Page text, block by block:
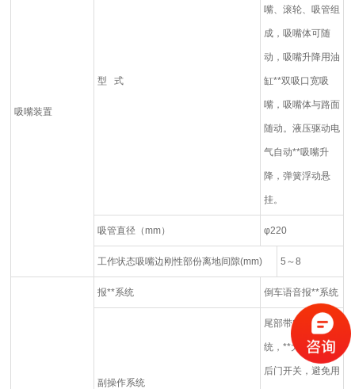
吸嘴装置
型 式
嘴、滚轮、吸管组
成，吸嘴体可随
动，吸嘴升降用油
缸**双吸口宽吸
嘴，吸嘴体与路面
随动。液压驱动电
气自动**吸嘴升
降，弹簧浮动悬
挂。
吸管直径（mm） φ220
工作状态吸嘴边刚性部份离地间隙(mm) 5～8
报**系统 倒车语音报**系统
副操作系统
尾部带电控操作系
统，**大厢升降及
后门开关，避免用